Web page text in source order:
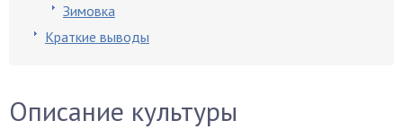
Зимовка
Краткие выводы
Описание культуры